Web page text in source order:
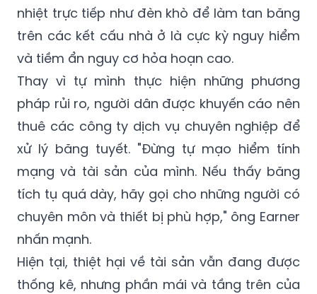
nhiệt trực tiếp như đèn khò để làm tan băng
trên các kết cấu nhà ở là cực kỳ nguy hiểm
và tiềm ẩn nguy cơ hỏa hoạn cao.
Thay vì tự mình thực hiện những phương
pháp rủi ro, người dân được khuyến cáo nên
thuê các công ty dịch vụ chuyên nghiệp để
xử lý băng tuyết. "Đừng tự mạo hiểm tính
mạng và tài sản của mình. Nếu thấy băng
tích tụ quá dày, hãy gọi cho những người có
chuyên môn và thiết bị phù hợp," ông Earner
nhấn mạnh.
Hiện tại, thiệt hại về tài sản vẫn đang được
thống kê, nhưng phần mái và tầng trên của